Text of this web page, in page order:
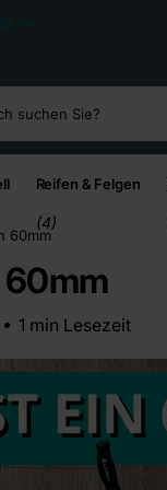
Reifen & Felgen
(4)
60mm
60mm
1 min Lesezeit